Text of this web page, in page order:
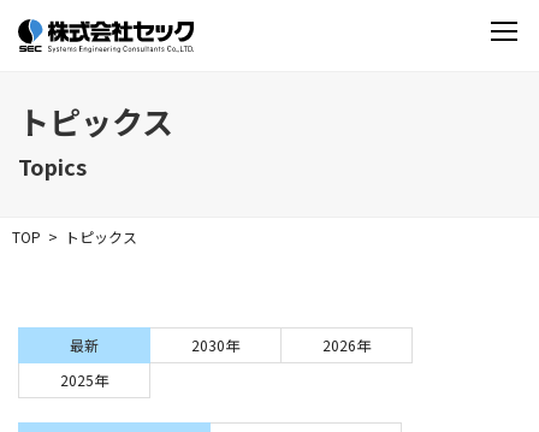
トピックス
Topics
TOP トピックス
最新 2030年
2026年
2025年